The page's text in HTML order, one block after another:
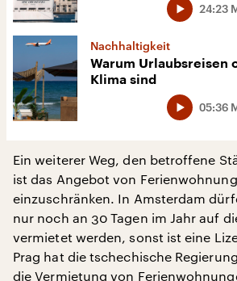
24:23
Nachhaltigkeit
Warum Urlaubsreisen
Klima sind
05:36
Ein weiterer Weg, den betroffene
ist das Angebot von
einzuschränken. In Amsterdam
nur noch an 30 Tagen im Jahr auf
vermietet werden, sonst ist eine
Prag hat die tschechische
die Vermietung von